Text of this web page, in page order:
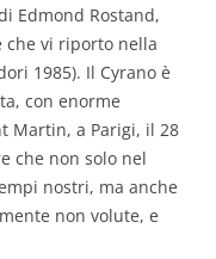
Edmond Rostand,
che vi riporto nella
1985). Il Cyrano è
con enorme
Martin, a Parigi, il 28
che non solo nel
nostri, ma anche
non volute, e